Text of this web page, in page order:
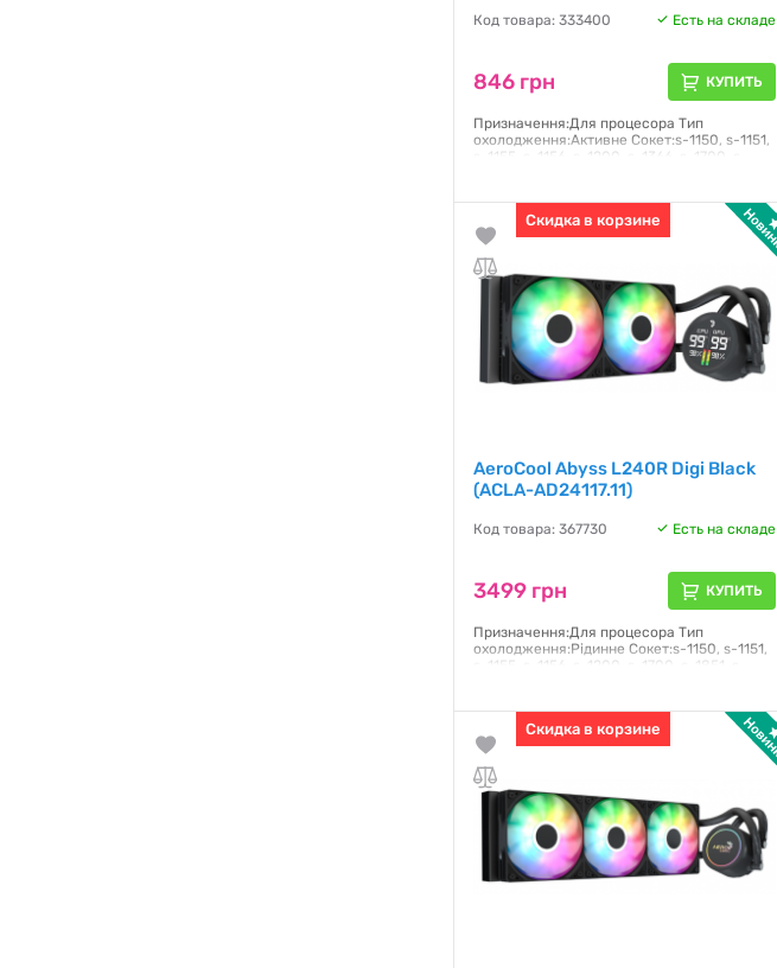
Код товара: 333400 Есть на складе
846 грн КУПИТЬ
Призначення:Для процесора Тип
охолодження:Активне Сокет:s-1150, s-1151,
s-1155, s-1156, s-1200, s-1366, s-1700, s-
Гарантия:12 месяцев
Скидка в корзине
AeroCool Abyss L240R Digi Black
(ACLA-AD24117.11)
Код товара: 367730 Есть на складе
3499 грн КУПИТЬ
Призначення:Для процесора Тип
охолодження:Рідинне Сокет:s-1150, s-1151,
s-1155, s-1156, s-1200, s-1700, s-1851, s-
шуму:36 дБ Повітряний потік:81.5 CFM
Гарантия:12 месяцев
Скидка в корзине